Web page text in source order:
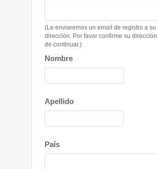
(Le enviaremos un email de registro a su
dirección. Por favor confirme su
de continuar.)
Nombre
Apellido
País